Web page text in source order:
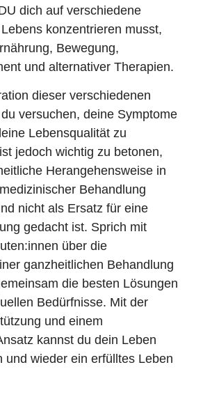
dich auf verschiedene
konzentrieren musst,
Bewegung,
und alternativer Therapien.
dieser verschiedenen
versuchen, deine Symptome
Lebensqualität zu
jedoch wichtig zu betonen,
Herangehensweise in
Behandlung
nicht als Ersatz für eine
gedacht ist. Sprich mit
über die
ganzheitlichen Behandlung
die besten Lösungen
Bedürfnisse. Mit der
und einem
kannst du dein Leben
und wieder ein erfülltes Leben